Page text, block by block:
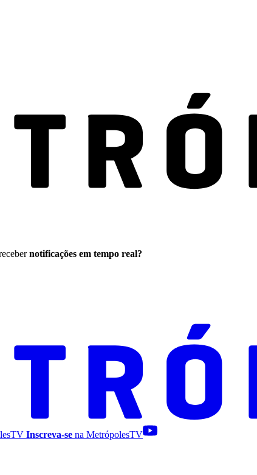
notificações em tempo real?
Inscreva-se na MetrópolesTV